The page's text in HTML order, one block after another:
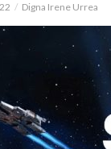
Digna Irene Urrea